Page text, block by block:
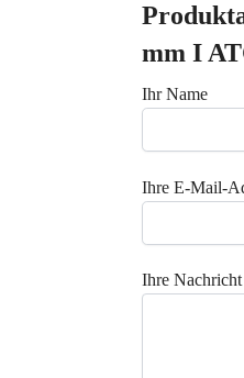
mm I
Ihr Name
Ihre E-Mail-
Ihre Nachricht